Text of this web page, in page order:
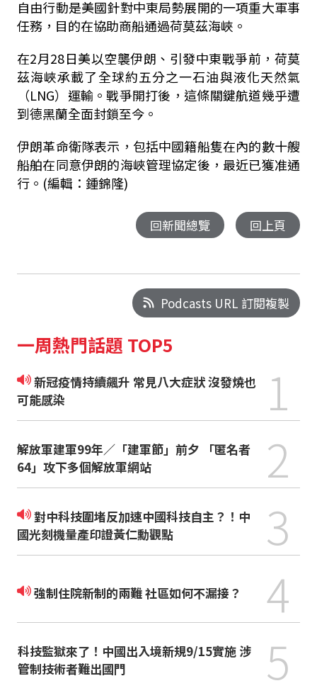
自由行動是美國針對中東局勢展開的一項重大軍事
任務，目的在協助商船通過荷莫茲海峽。
在2月28日美以空襲伊朗、引發中東戰爭前，荷莫
茲海峽承載了全球約五分之一石油與液化天然氣
（LNG）運輸。戰爭開打後，這條關鍵航道幾乎遭
到德黑蘭全面封鎖至今。
伊朗革命衛隊表示，包括中國籍船隻在內的數十艘
船舶在同意伊朗的海峽管理協定後，最近已獲准通
行。(編輯：鍾錦隆)
回新聞總覽 回上頁
Podcasts URL 訂閱複製
一周熱門話題 TOP5
新冠疫情持續飆升 常見八大症狀 沒發燒也
可能感染
1
解放軍建軍99年／「建軍節」前夕 「匿名者
64」攻下多個解放軍網站
2
對中科技圍堵反加速中國科技自主？！中
國光刻機量產印證黃仁勳觀點
3
強制住院新制的兩難 社區如何不漏接？ 4
科技監獄來了！中國出入境新規9/15實施 涉
管制技術者難出國門
5